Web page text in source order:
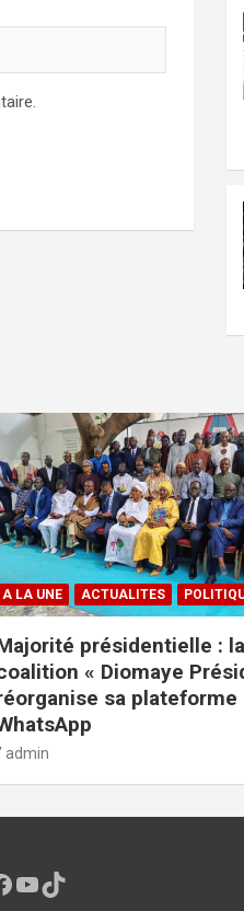
A LA UNE ACTUALITES
présidentielle : la
« Diomaye
sa plateforme
admin